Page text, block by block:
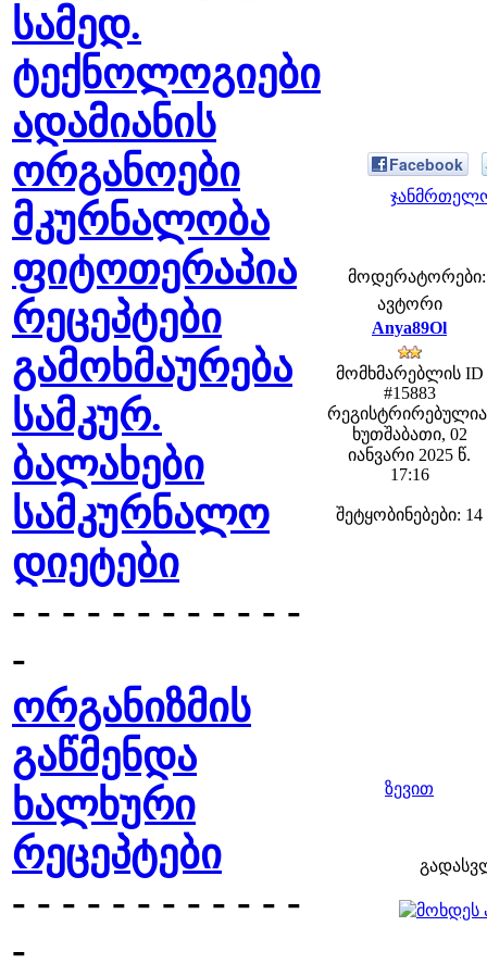
სამედ.
ტექნოლოგიები
ადამიანის
ორგანოები
მკურნალობა
ფიტოთერაპია
რეცეპტები
გამოხმაურება
სამკურ.
ბალახები
სამკურნალო
დიეტები
- - - - - - - - - - - -
-
ორგანიზმის
გაწმენდა
ხალხური
რეცეპტები
- - - - - - - - - - - -
-
Facebook
მოდერატორები:
ავტორი
Anya89Ol
მომხმარებლის ID
#15883
ხუთშაბათი, 02
იანვარი 2025 წ.
17:16
შეტყობინებები: 14
ზევით